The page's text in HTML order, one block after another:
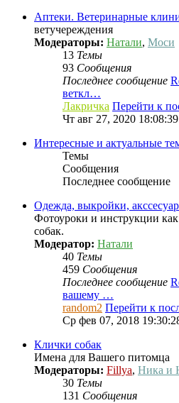
Аптеки. Ветеринарные
ветучереждения
Модераторы: Натали, Моси
13 Темы
93 Сообщения
Последнее сообщение
веткл…
Лакричка Перейти к
Чт авг 27, 2020 18:08:39
Интересные и актуальные
Темы
Сообщения
Последнее сообщение
Одежда, выкройки,
Фотоуроки и инструкции
собак.
Модератор: Натали
40 Темы
459 Сообщения
Последнее сообщение
вашему …
random2 Перейти к
Ср фев 07, 2018
Клички собак
Имена для Вашего питомца
Модераторы: Fillya, Ника и
30 Темы
131 Сообщения